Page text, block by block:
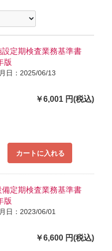
設定期検査業務基準書
版
日：2025/06/13
￥6,001 円(税込)
カートに入れる
備定期検査業務基準書
版
日：2023/06/01
￥6,600 円(税込)